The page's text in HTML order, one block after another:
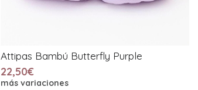
Attipas Bambú Butterfly Purple
22,50€
más variaciones